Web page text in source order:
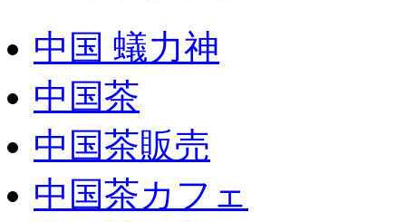
中国 蟻力神
中国茶
中国茶販売
中国茶カフェ